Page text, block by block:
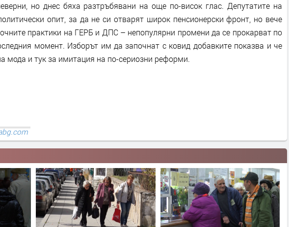
но днес бяха разтръбявани на още по-висок глас. Депутатите на
опит, за да не си отварят широк пенсионерски фронт, но вече
практики на ГЕРБ и ДПС – непопулярни промени да се прокарват по
момент. Изборът им да започнат с ковид добавките показва и че
мода и тук за имитация на по-сериозни реформи.